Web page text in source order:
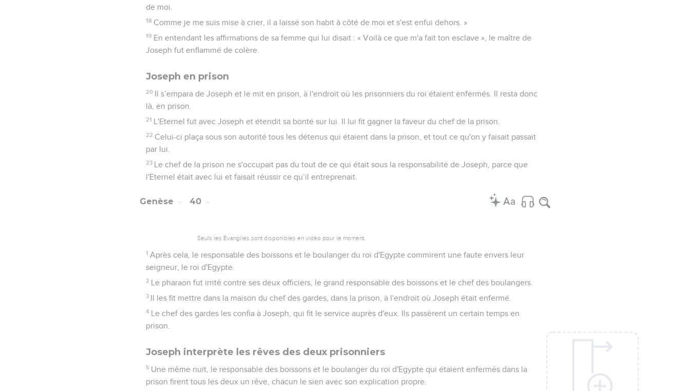
de moi.
18 Comme je me suis mise à crier, il a laissé son habit à côté de moi et s'est enfui dehors. »
19 En entendant les affirmations de sa femme qui lui disait : « Voilà ce que m'a fait ton esclave », le maître de
Joseph fut enflammé de colère.
Joseph en prison
20 Il s’empara de Joseph et le mit en prison, à l'endroit où les prisonniers du roi étaient enfermés. Il resta donc
là, en prison.
21 L'Eternel fut avec Joseph et étendit sa bonté sur lui. Il lui fit gagner la faveur du chef de la prison.
22 Celui-ci plaça sous son autorité tous les détenus qui étaient dans la prison, et tout ce qu'on y faisait passait
par lui.
23 Le chef de la prison ne s'occupait pas du tout de ce qui était sous la responsabilité de Joseph, parce que
l'Eternel était avec lui et faisait réussir ce qu’il entreprenait.
Genèse 40
Seuls les Évangiles sont disponibles en vidéo pour le moment.
1 Après cela, le responsable des boissons et le boulanger du roi d'Egypte commirent une faute envers leur
seigneur, le roi d'Egypte.
2 Le pharaon fut irrité contre ses deux officiers, le grand responsable des boissons et le chef des boulangers.
3 Il les fit mettre dans la maison du chef des gardes, dans la prison, à l'endroit où Joseph était enfermé.
4 Le chef des gardes les confia à Joseph, qui fit le service auprès d'eux. Ils passèrent un certain temps en
prison.
Joseph interprète les rêves des deux prisonniers
5 Une même nuit, le responsable des boissons et le boulanger du roi d'Egypte qui étaient enfermés dans la
prison firent tous les deux un rêve, chacun le sien avec son explication propre.